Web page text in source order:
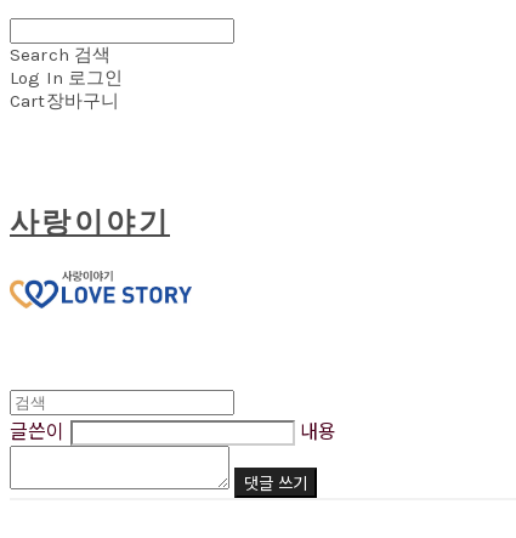
Search 검색
Log In 로그인
Cart장바구니
사랑이야기
글쓴이 내용
댓글 쓰기